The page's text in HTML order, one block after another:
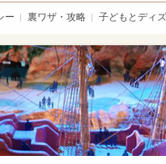
ー 裏ワザ・攻略 子どもとディ